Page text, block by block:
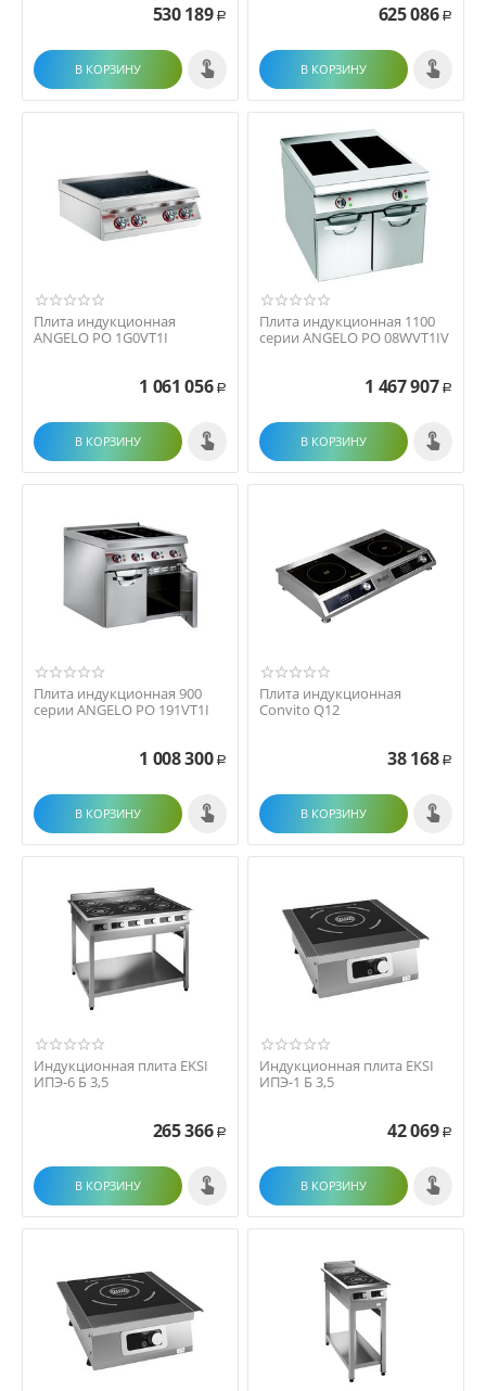
530 189 Р
В КОРЗИНУ
625 086 Р
В КОРЗИНУ
Плита индукционная
ANGELO PO 1G0VT1I
1 061 056 Р
В КОРЗИНУ
Плита индукционная 1100
серии ANGELO PO 08WVT1IV
1 467 907 Р
В КОРЗИНУ
Плита индукционная 900
серии ANGELO PO 191VT1I
1 008 300 Р
В КОРЗИНУ
Плита индукционная
Convito Q12
38 168 Р
В КОРЗИНУ
Индукционная плита EKSI
ИПЭ-6 Б 3,5
265 366 Р
В КОРЗИНУ
Индукционная плита EKSI
ИПЭ-1 Б 3,5
42 069 Р
В КОРЗИНУ